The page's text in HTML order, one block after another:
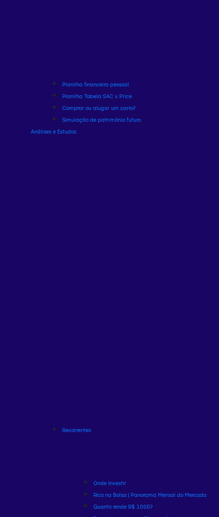
Planilha financeira pessoal
Planilha Tabela SAC x Price
Comprar ou alugar um carro?
Simulação de patrimônio futuro
Análises e Estudos
Recorrentes
Onde Investir
Rico na Bolsa | Panorama Mensal do Mercado
Quanto rende R$ 1000?